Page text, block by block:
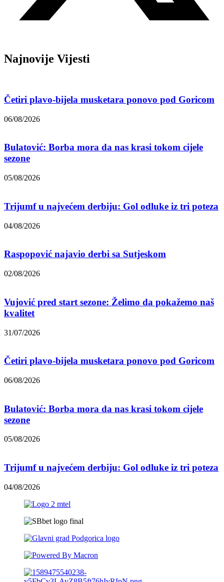
Najnovije Vijesti
Četiri plavo-bijela musketara ponovo pod Goricom
06/08/2026
Bulatović: Borba mora da nas krasi tokom cijele
sezone
05/08/2026
Trijumf u najvećem derbiju: Gol odluke iz tri poteza
04/08/2026
Raspopović najavio derbi sa Sutjeskom
02/08/2026
Vujović pred start sezone: Želimo da pokažemo naš
kvalitet
31/07/2026
Četiri plavo-bijela musketara ponovo pod Goricom
06/08/2026
Bulatović: Borba mora da nas krasi tokom cijele
sezone
05/08/2026
Trijumf u najvećem derbiju: Gol odluke iz tri poteza
04/08/2026